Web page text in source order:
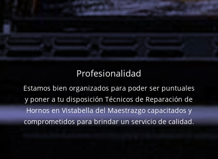
Profesionalidad
Estamos bien organizados para poder ser puntuales
y poner a tu disposición Técnicos de Reparación de
Hornos en Vistabella del Maestrazgo capacitados y
comprometidos para brindar un servicio de calidad.